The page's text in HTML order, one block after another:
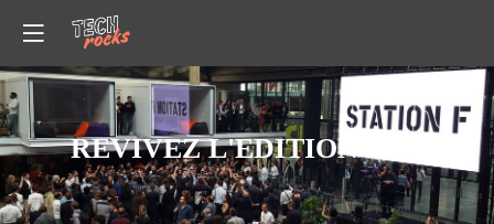
REVIVEZ L'EDITION 2017